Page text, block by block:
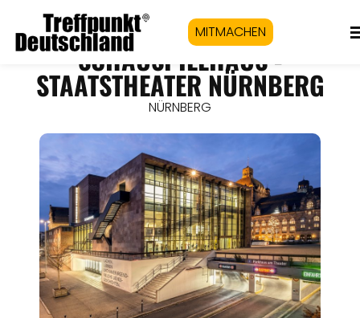
MITMACHEN
SCHAUSPIELHAUS -
STAATSTHEATER NÜRNBERG
NÜRNBERG